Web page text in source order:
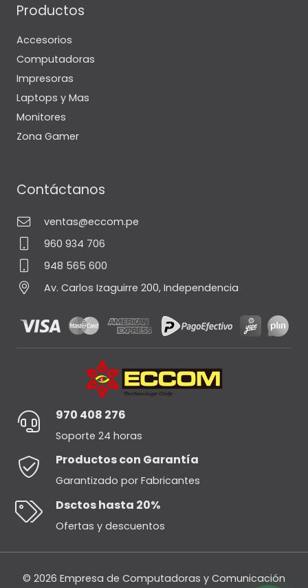
Productos
Accesorios
Computadoras
Impresoras
Laptops y Mas
Monitores
Zona Gamer
Contáctanos
ventas@eccom.pe
960 934 706
948 565 600
Av. Carlos Izaguirre 200, Independencia
970 408 276
Soporte 24 horas
Productos con Garantía
Garantizado por Fabricantes
Dsctos hasta 20%
Ofertas y descuentos
© 2026 Empresa de Computadoras y Comunicación